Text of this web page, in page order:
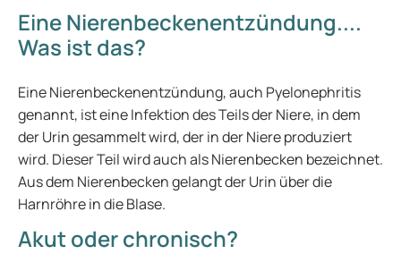
Eine Nierenbeckenentzündung....
Was ist das?
Eine Nierenbeckenentzündung, auch Pyelonephritis
genannt, ist eine Infektion des Teils der Niere, in dem
der Urin gesammelt wird, der in der Niere produziert
wird. Dieser Teil wird auch als Nierenbecken bezeichnet.
Aus dem Nierenbecken gelangt der Urin über die
Harnröhre in die Blase.
Akut oder chronisch?